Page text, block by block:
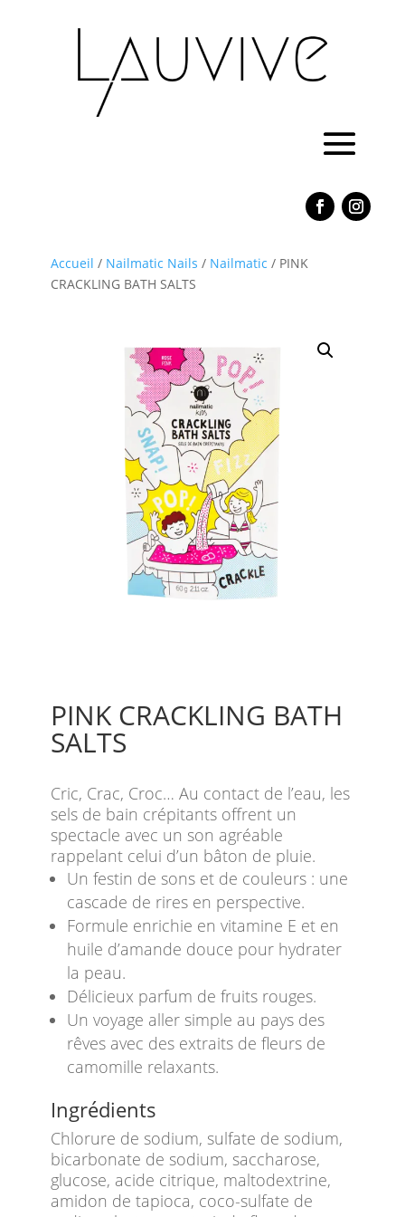
Accueil / Nailmatic Nails / Nailmatic / PINK
CRACKLING BATH SALTS
PINK CRACKLING BATH
SALTS
Cric, Crac, Croc… Au contact de l’eau, les
sels de bain crépitants offrent un
spectacle avec un son agréable
rappelant celui d’un bâton de pluie.
Un festin de sons et de couleurs : une
cascade de rires en perspective.
Formule enrichie en vitamine E et en
huile d’amande douce pour hydrater
la peau.
Délicieux parfum de fruits rouges.
Un voyage aller simple au pays des
rêves avec des extraits de fleurs de
camomille relaxants.
Ingrédients
Chlorure de sodium, sulfate de sodium,
bicarbonate de sodium, saccharose,
glucose, acide citrique, maltodextrine,
amidon de tapioca, coco-sulfate de